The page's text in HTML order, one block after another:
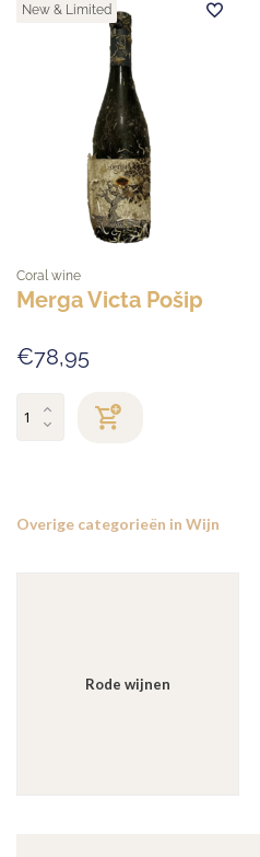
New & Limited
Coral wine
Merga Victa Pošip
€78,95
Overige categorieën in Wijn
Rode wijnen